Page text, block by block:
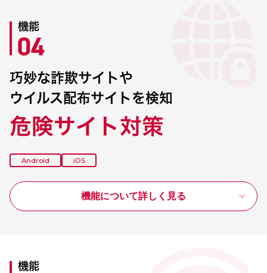
機能
巧妙な詐欺サイトや
ウイルス配布サイトを検知
危険サイト対策
Android iOS
機能について詳しく見る
機能